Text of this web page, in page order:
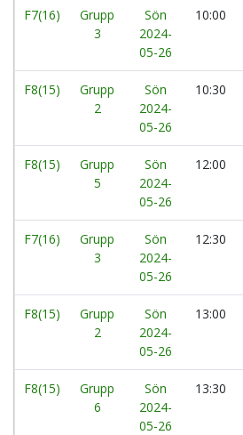
F7(16)
Grupp
3
Sön
2024-
05-26
10:00
F8(15)
Grupp
2
Sön
2024-
05-26
10:30
F8(15)
Grupp
5
Sön
2024-
05-26
12:00
F7(16)
Grupp
3
Sön
2024-
05-26
12:30
F8(15)
Grupp
2
Sön
2024-
05-26
13:00
F8(15)
Grupp
6
Sön
2024-
05-26
13:30